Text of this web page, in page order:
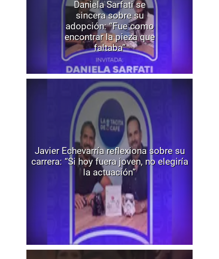
Daniela Sarfati se
sincera sobre su
adopción: “Fue como
encontrar la pieza que
faltaba”
Javier Echevarría reflexiona sobre su
carrera: “Si hoy fuera joven, no elegiría
la actuación”